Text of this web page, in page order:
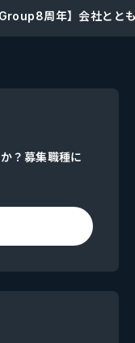
周年】会社とと
？募集職種に